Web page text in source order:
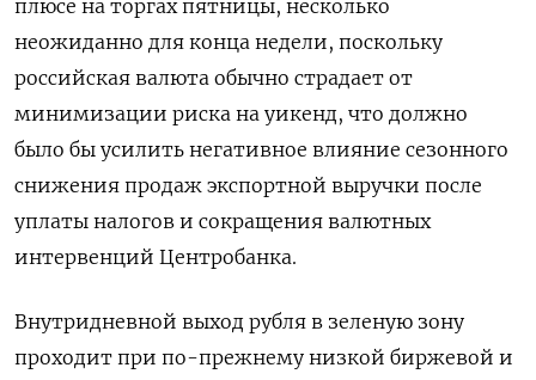
плюсе на торгах пятницы, несколько
неожиданно для конца недели, поскольку
российская валюта обычно страдает от
минимизации риска на уикенд, что должно
было бы усилить негативное влияние сезонного
снижения продаж экспортной выручки после
уплаты налогов и сокращения валютных
интервенций Центробанка.
Внутридневной выход рубля в зеленую зону
проходит при по-прежнему низкой биржевой и